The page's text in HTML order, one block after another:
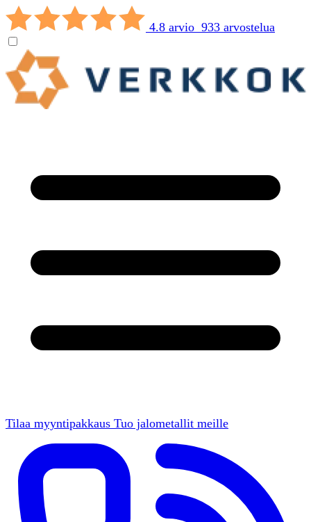
4.8 arvio 933 arvostelua
Tilaa myyntipakkaus Tuo jalometallit meille